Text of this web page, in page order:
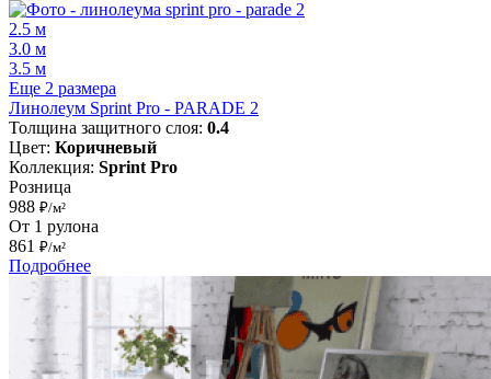
2.5 м
3.0 м
3.5 м
Еще 2 размера
Линолеум Sprint Pro - PARADE 2
Толщина защитного слоя: 0.4
Цвет: Коричневый
Коллекция: Sprint Pro
Розница
988 ₽/м²
От 1 рулона
861 ₽/м²
Подробнее